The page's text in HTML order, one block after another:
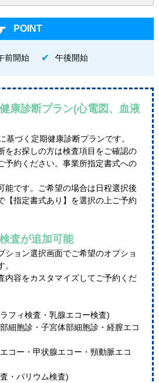
POINT
前開始 午後開始
康診断プラン(心電図、血液
基づく定期健康診断プランです。
をお探しの方は検査項目をご確認の
予約ください。事業所指定書式への
能です。ご希望の場合は日程選択後
【指定書式あり】を選択の上ご予約
査が追加可能
ョン選択画面でご希望のオプショ
内容をカスタマイズしてご予約くだ
フィ検査・乳腺エコー検査)
細胞診・子宮体部細胞診・経膣エコ
コー・甲状腺エコー・頸動脈エコ
・バリウム検査)